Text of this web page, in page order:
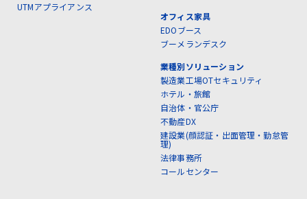
UTMアプライアンス
オフィス家具
EDOブース
ブーメランデスク
業種別ソリューション
製造業工場OTセキュリティ
ホテル・旅館
自治体・官公庁
不動産DX
建設業(顔認証・出面管理・勤怠管
理)
法律事務所
コールセンター